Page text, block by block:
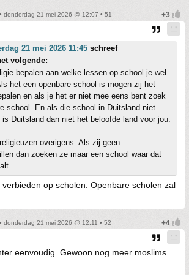
• donderdag 21 mei 2026 @ 12:07 • 51
21 mei 2026 11:45 schreef
volgende:
bepalen aan welke lessen op school je wel
het een openbare school is mogen zij het
en als je het er niet mee eens bent zoek
school. En als die school in Duitsland niet
Duitsland dan niet het beloofde land voor jou.
overigens. Als zij geen
dan zoeken ze maar een school waar dat
op scholen. Openbare scholen zal
• donderdag 21 mei 2026 @ 12:11 • 52
eenvoudig. Gewoon nog meer moslims